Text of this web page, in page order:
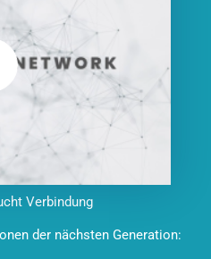
Verbindung
der nächsten Generation: